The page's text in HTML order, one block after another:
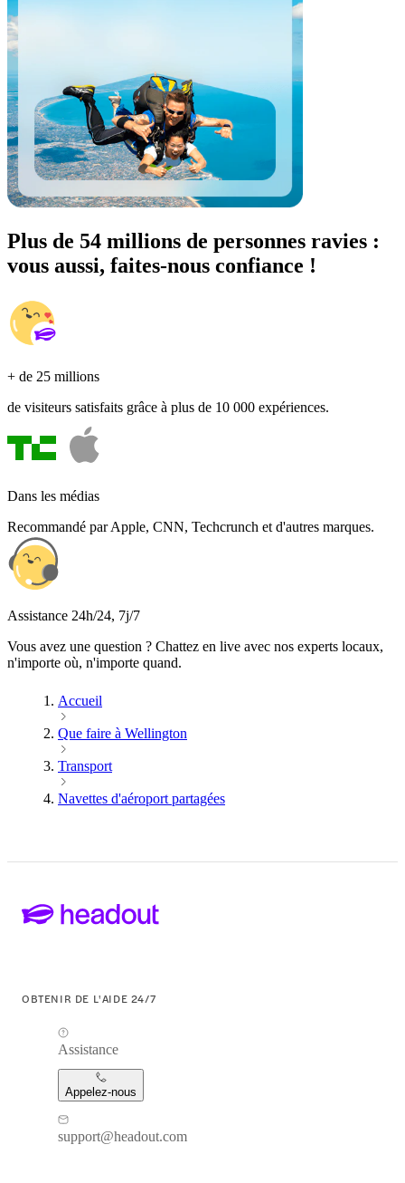
Plus de 54 millions de personnes ravies :
vous aussi, faites-nous confiance !
+ de 25 millions
de visiteurs satisfaits grâce à plus de 10 000 expériences.
Dans les médias
Recommandé par Apple, CNN, Techcrunch et d'autres marques.
Assistance 24h/24, 7j/7
Vous avez une question ? Chattez en live avec nos experts locaux,
n'importe où, n'importe quand.
Accueil
Que faire à Wellington
Transport
Navettes d'aéroport partagées
OBTENIR DE L'AIDE 24/7
Assistance
Appelez-nous
support@headout.com